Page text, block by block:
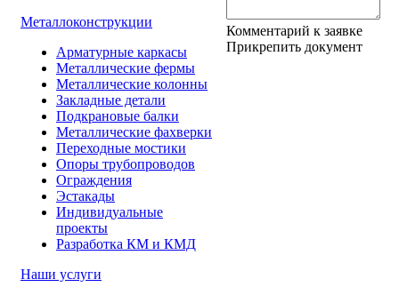
Металлоконструкции
Арматурные каркасы
Металлические фермы
Металлические колонны
Закладные детали
Подкрановые балки
Металлические фахверки
Переходные мостики
Опоры трубопроводов
Ограждения
Эстакады
Индивидуальные
проекты
Разработка КМ и КМД
Наши услуги
Комментарий к заявке
Прикрепить документ